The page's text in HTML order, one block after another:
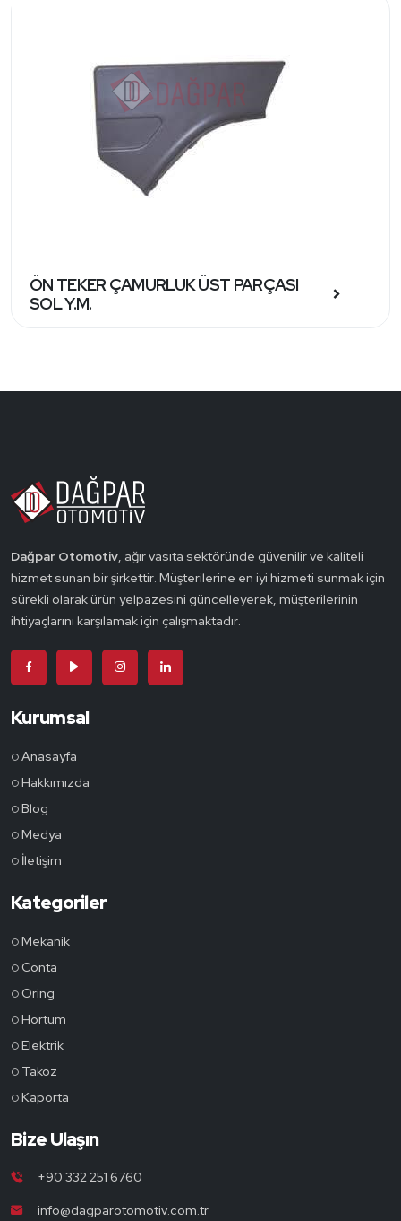
ÖN TEKER ÇAMURLUK ÜST PARÇASI
SOL Y.M.
Dağpar Otomotiv, ağır vasıta sektöründe güvenilir ve kaliteli
hizmet sunan bir şirkettir. Müşterilerine en iyi hizmeti sunmak için
sürekli olarak ürün yelpazesini güncelleyerek, müşterilerinin
ihtiyaçlarını karşılamak için çalışmaktadır.
Kurumsal
Anasayfa
Hakkımızda
Blog
Medya
İletişim
Kategoriler
Mekanik
Conta
Oring
Hortum
Elektrik
Takoz
Kaporta
Bize Ulaşın
+90 332 251 6760
info@dagparotomotiv.com.tr